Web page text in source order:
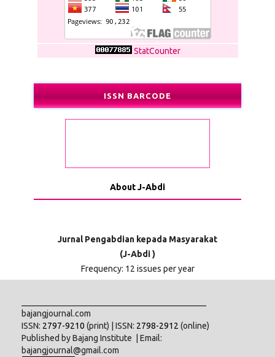
StatCounter
ISSN BARCODE
About J-Abdi
Jurnal Pengabdian kepada Masyarakat
(J-Abdi )
Frequency: 12 issues per year
bajangjournal.com
ISSN: 2797-9210 (print) | ISSN: 2798-2912 (online)
Published by Bajang Institute | Email:
bajangjournal@gmail.com